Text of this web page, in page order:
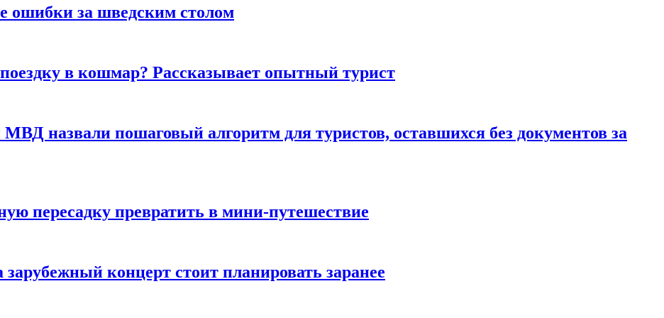
ошибки за шведским столом
в кошмар? Рассказывает опытный турист
назвали пошаговый алгоритм для туристов, оставшихся без документов за
пересадку превратить в мини-путешествие
концерт стоит планировать заранее